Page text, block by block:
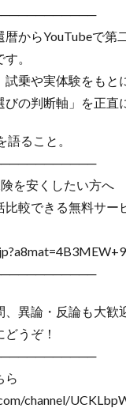
からYouTubeで第
。
試乗や実体験をもと
びの判断軸」を正直
ること。
を安くしたい方へ
較できる無料サー
異論・反論も大歓
うぞ！
ら
channel/